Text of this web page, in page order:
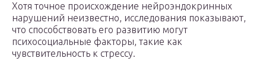
Хотя точное происхождение нейроэндокринных
нарушений неизвестно, исследования показывают,
что способствовать его развитию могут
психосоциальные факторы, такие как
чувствительность к стрессу.